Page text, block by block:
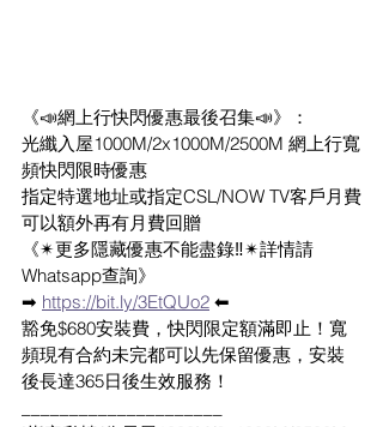
《📣網上行快閃優惠最後召集📣》：
光纖入屋1000M/2x1000M/2500M 網上行寬
頻快閃限時優惠
指定特選地址或指定CSL/NOW TV客戶月費
可以額外再有月費回贈
《✴更多隱藏優惠不能盡錄‼️✴詳情請
Whatsapp查詢》
➡ https://bit.ly/3EtQUo2 ⬅
豁免$680安裝費，快閃限定額滿即止！寬
頻現有合約未完都可以先保留優惠，安裝
後長達365日後生效服務！